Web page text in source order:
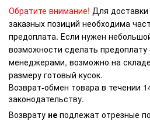
Обратите внимание! Для доставки
заказных позиций необходима
предоплата. Если нужен
возможности сделать предоплату
менеджерами, возможно на
размеру готовый кусок.
Возврат-обмен товара в течении
законодательству.
Возврату не подлежат отрезные